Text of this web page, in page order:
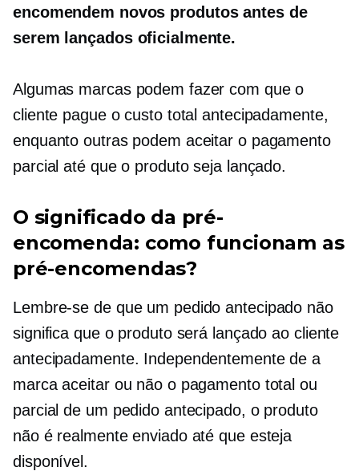
encomendem novos produtos antes de
serem lançados oficialmente.
Algumas marcas podem fazer com que o
cliente pague o custo total antecipadamente,
enquanto outras podem aceitar o pagamento
parcial até que o produto seja lançado.
O significado da pré-
encomenda: como funcionam as
pré-encomendas?
Lembre-se de que um pedido antecipado não
significa que o produto será lançado ao cliente
antecipadamente. Independentemente de a
marca aceitar ou não o pagamento total ou
parcial de um pedido antecipado, o produto
não é realmente enviado até que esteja
disponível.